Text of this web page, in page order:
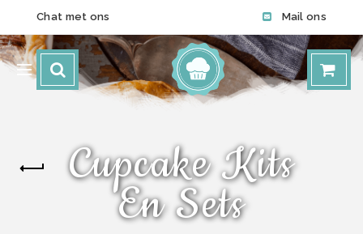
Chat met ons Mail ons
Cupcake Kits
En Sets